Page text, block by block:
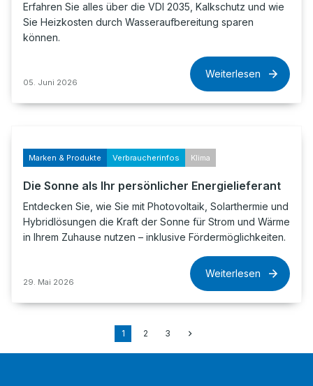
Erfahren Sie alles über die VDI 2035, Kalkschutz und wie
Sie Heizkosten durch Wasseraufbereitung sparen
können.
05. Juni 2026
Weiterlesen
Marken & Produkte Verbraucherinfos Klima
Die Sonne als Ihr persönlicher Energielieferant
Entdecken Sie, wie Sie mit Photovoltaik, Solarthermie und
Hybridlösungen die Kraft der Sonne für Strom und Wärme
in Ihrem Zuhause nutzen – inklusive Fördermöglichkeiten.
29. Mai 2026
Weiterlesen
1 2 3